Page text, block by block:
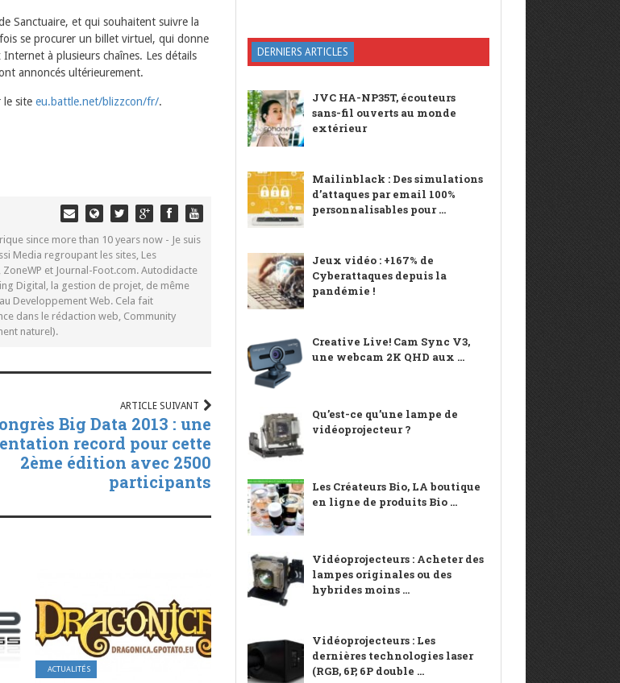
Sanctuaire, et qui souhaitent suivre la
se procurer un billet virtuel, qui donne
à plusieurs chaînes. Les détails
annoncés ultérieurement.
le site eu.battle.net/blizzcon/fr/.
since more than 10 years now - Je suis
Media regroupant les sites, Les
et Journal-Foot.com. Autodidacte
Digital, la gestion de projet, de même
Developpement Web. Cela fait
dans le rédaction web, Community
naturel).
ARTICLE SUIVANT
Big Data 2013 : une
record pour cette
2ème édition avec 2500
participants
ACTUALITÉS
DERNIERS ARTICLES
JVC HA-NP35T, écouteurs
sans-fil ouverts au monde
extérieur
Mailinblack : Des simulations
d’attaques par email 100%
personnalisables pour ...
Jeux vidéo : +167% de
Cyberattaques depuis la
pandémie !
Creative Live! Cam Sync V3,
une webcam 2K QHD aux ...
Qu’est-ce qu’une lampe de
vidéoprojecteur ?
Les Créateurs Bio, LA boutique
en ligne de produits Bio ...
Vidéoprojecteurs : Acheter des
lampes originales ou des
hybrides moins ...
Vidéoprojecteurs : Les
dernières technologies laser
(RGB, 6P, 6P double ...